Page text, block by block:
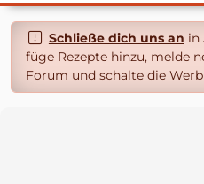
Schließe dich uns an in
füge Rezepte hinzu, melde
Forum und schalte die